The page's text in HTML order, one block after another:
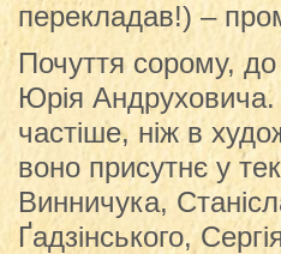
перекладав!) –
Почуття сорому,
Юрія Андруховича.
частіше, ніж в
воно присутнє у
Винничука,
Ґадзінського,